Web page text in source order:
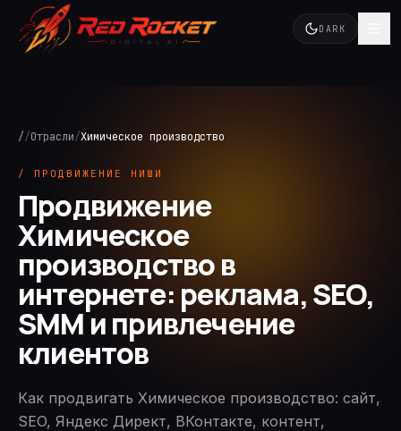
DARK
//Отрасли/Химическое производство
/ ПРОДВИЖЕНИЕ НИШИ
Продвижение
Химическое
производство в
интернете: реклама, SEO,
SMM и привлечение
клиентов
Как продвигать Химическое производство: сайт,
SEO, Яндекс Директ, ВКонтакте, контент,